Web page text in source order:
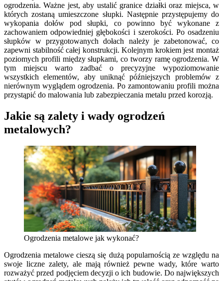
ogrodzenia. Ważne jest, aby ustalić granice działki oraz miejsca, w
których zostaną umieszczone słupki. Następnie przystępujemy do
wykopania dołów pod słupki, co powinno być wykonane z
zachowaniem odpowiedniej głębokości i szerokości. Po osadzeniu
słupków w przygotowanych dołach należy je zabetonować, co
zapewni stabilność całej konstrukcji. Kolejnym krokiem jest montaż
poziomych profili między słupkami, co tworzy ramę ogrodzenia. W
tym miejscu warto zadbać o precyzyjne wypoziomowanie
wszystkich elementów, aby uniknąć późniejszych problemów z
nierównym wyglądem ogrodzenia. Po zamontowaniu profili można
przystąpić do malowania lub zabezpieczania metalu przed korozją.
Jakie są zalety i wady ogrodzeń
metalowych?
Ogrodzenia metalowe jak wykonać?
Ogrodzenia metalowe cieszą się dużą popularnością ze względu na
swoje liczne zalety, ale mają również pewne wady, które warto
rozważyć przed podjęciem decyzji o ich budowie. Do największych